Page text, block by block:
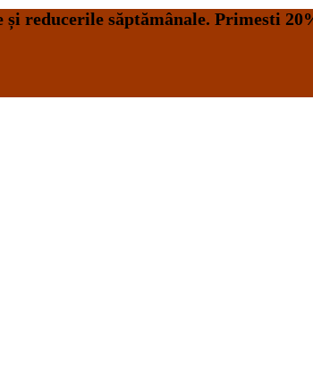
reducerile săptămânale. Primesti